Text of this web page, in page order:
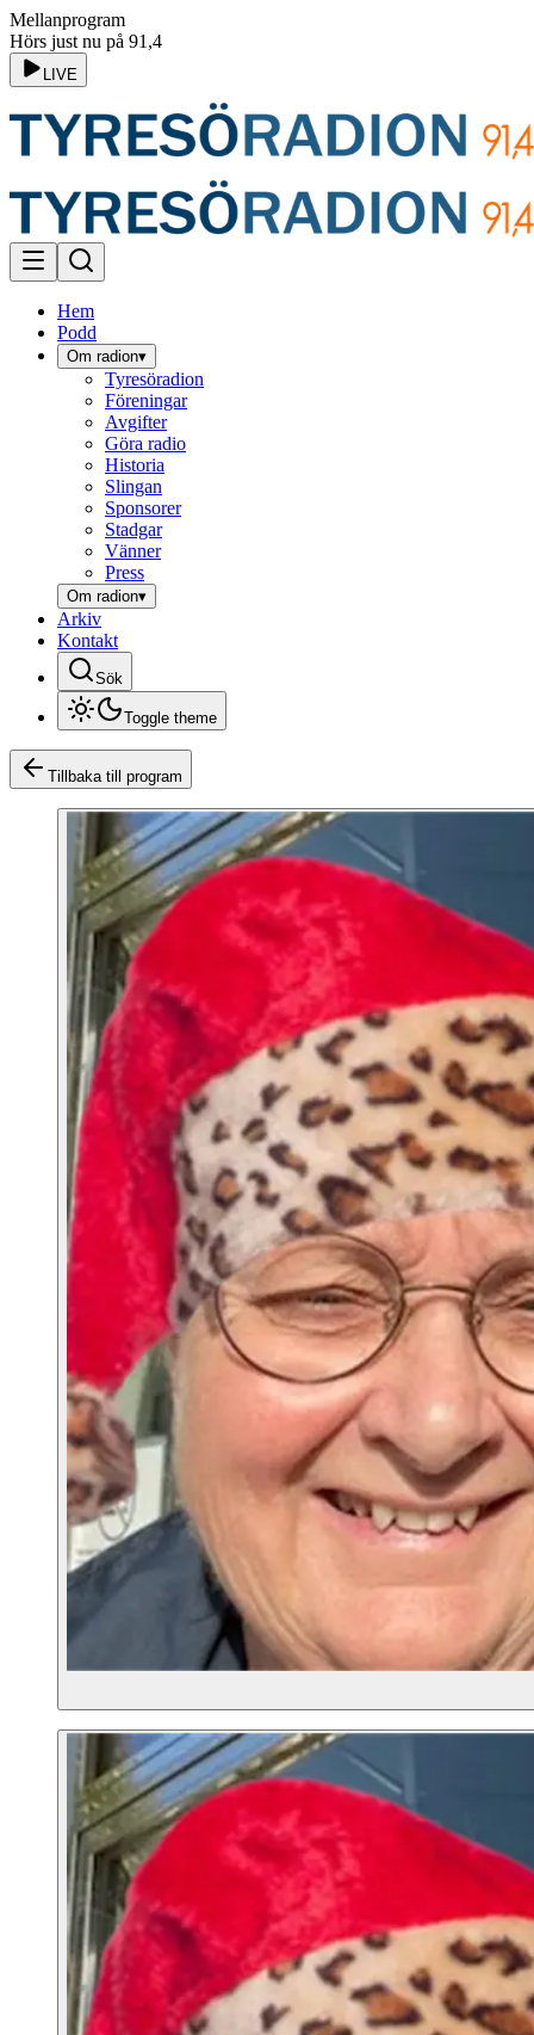
Mellanprogram
Hörs just nu på 91,4
LIVE
Hem
Podd
Om radion▾
Tyresöradion
Föreningar
Avgifter
Göra radio
Historia
Slingan
Sponsorer
Stadgar
Vänner
Press
Om radion▾
Arkiv
Kontakt
Sök
Toggle theme
Tillbaka till program